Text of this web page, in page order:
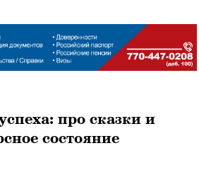
про сказки и
состояние